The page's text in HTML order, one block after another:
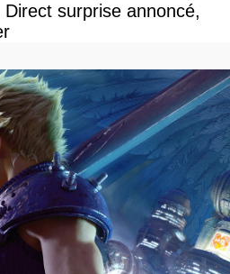
surprise annoncé,